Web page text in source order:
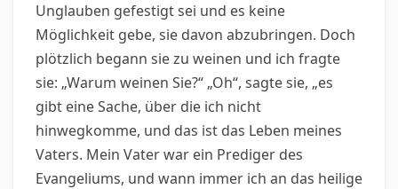
Unglauben gefestigt sei und es keine
Möglichkeit gebe, sie davon abzubringen. Doch
plötzlich begann sie zu weinen und ich fragte
sie: „Warum weinen Sie?“ „Oh“, sagte sie, „es
gibt eine Sache, über die ich nicht
hinwegkomme, und das ist das Leben meines
Vaters. Mein Vater war ein Prediger des
Evangeliums, und wann immer ich an das heilige